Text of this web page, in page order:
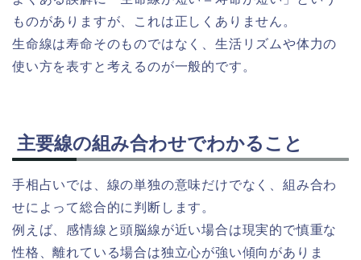
ものがありますが、これは正しくありません。
生命線は寿命そのものではなく、生活リズムや体力の
使い方を表すと考えるのが一般的です。
主要線の組み合わせでわかること
手相占いでは、線の単独の意味だけでなく、組み合わ
せによって総合的に判断します。
例えば、感情線と頭脳線が近い場合は現実的で慎重な
性格、離れている場合は独立心が強い傾向がありま